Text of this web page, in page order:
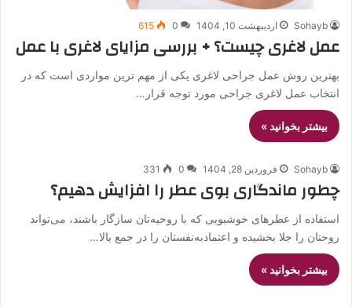
Sohayb اردیبهشت 10, 1404 0
615
عمل لاغری چیست؟ + بررسی مزایای لاغری با عمل
بهترین روش عمل جراحی لاغری یکی از مهم‌ ترین مواردی است که در
انتخاب عمل لاغری جراحی مورد توجه قرار…
بیشتر بخوانید »
Sohayb فروردین 28, 1404 0
331
چطور ماندگاری بوی عطر را افزایش دهیم؟
استفاده از عطرهای خوشبویی که با روحیه‌تان سازگار باشند، می‌تواند
روحتان را جلا بخشیده و اعتمادبه‌نفستان را در جمع بالا…
بیشتر بخوانید »